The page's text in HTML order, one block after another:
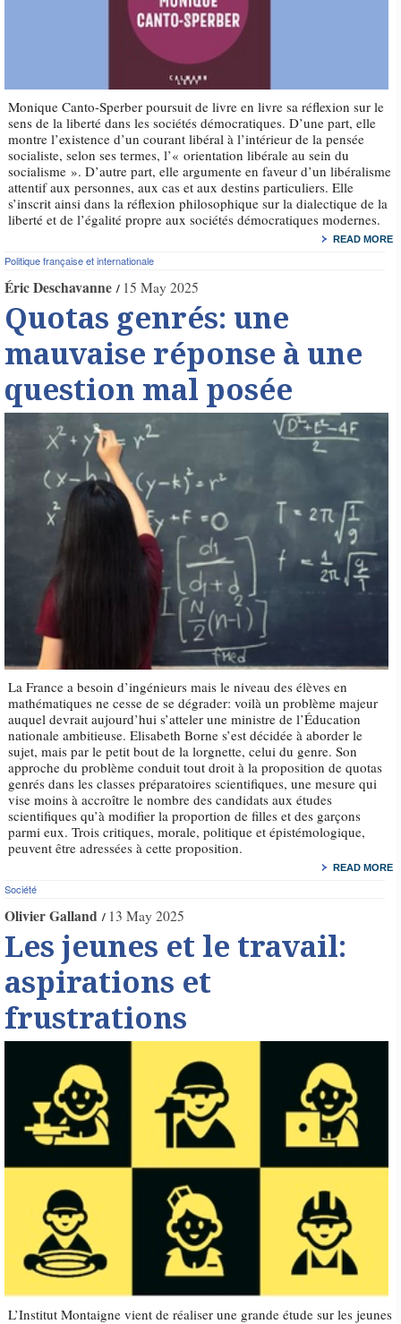
Monique Canto-Sperber poursuit de livre en livre sa réflexion sur le
sens de la liberté dans les sociétés démocratiques. D’une part, elle
montre l’existence d’un courant libéral à l’intérieur de la pensée
socialiste, selon ses termes, l’« orientation libérale au sein du
socialisme ». D’autre part, elle argumente en faveur d’un libéralisme
attentif aux personnes, aux cas et aux destins particuliers. Elle
s’inscrit ainsi dans la réflexion philosophique sur la dialectique de la
liberté et de l’égalité propre aux sociétés démocratiques modernes.
READ MORE
Politique française et internationale
Éric Deschavanne 15 May 2025
Quotas genrés: une
mauvaise réponse à une
question mal posée
La France a besoin d’ingénieurs mais le niveau des élèves en
mathématiques ne cesse de se dégrader: voilà un problème majeur
auquel devrait aujourd’hui s’atteler une ministre de l’Éducation
nationale ambitieuse. Elisabeth Borne s’est décidée à aborder le
sujet, mais par le petit bout de la lorgnette, celui du genre. Son
approche du problème conduit tout droit à la proposition de quotas
genrés dans les classes préparatoires scientifiques, une mesure qui
vise moins à accroître le nombre des candidats aux études
scientifiques qu’à modifier la proportion de filles et des garçons
parmi eux. Trois critiques, morale, politique et épistémologique,
peuvent être adressées à cette proposition.
READ MORE
Société
Olivier Galland 13 May 2025
Les jeunes et le travail:
aspirations et
frustrations
L’Institut Montaigne vient de réaliser une grande étude sur les jeunes